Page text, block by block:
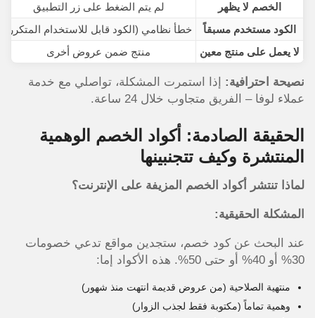
الخصم لا يظهر
لم يتم الضغط على زر التطبيق
الكود مستخدم مسبقاً
خطأ نظامي (الكود قابل للاستخدام المتكرر)
لا يعمل على منتج معين
منتج ضمن عروض أخرى
نصيحة احترافية: إذا استمرت المشكلة، تواصلي مع خدمة
عملاء لوفا – الفريق متجاوب خلال 24 ساعة.
الحقيقة الصادمة: أكواد الخصم الوهمية
المنتشرة وكيف تتجنبينها
لماذا تنتشر أكواد الخصم المزيفة على الإنترنت؟
المشكلة الحقيقية:
عند البحث عن كود خصم، ستجدين مواقع تدعي خصومات
30% أو 40% أو حتى 50%. هذه الأكواد إما:
منتهية الصلاحية (من عروض قديمة انتهت منذ شهور)
وهمية تماماً (مكتوبة فقط لجذب الزوار)